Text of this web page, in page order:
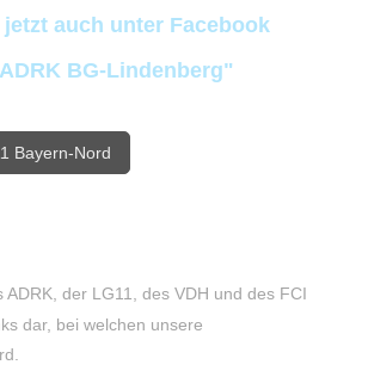
auch unter Facebook
BG-Lindenberg"
Bayern-Nord
ADRK, der LG11, des VDH und des FCI
dar, bei welchen unsere